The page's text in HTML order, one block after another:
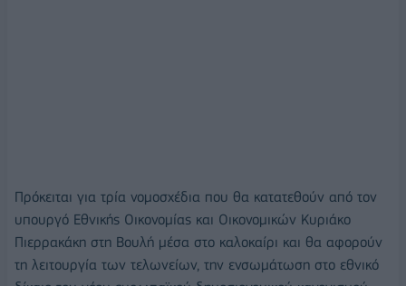
Πρόκειται για τρία νομοσχέδια που θα κατατεθούν από τον
υπουργό Εθνικής Οικονομίας και Οικονομικών Κυριάκο
Πιερρακάκη στη Βουλή μέσα στο καλοκαίρι και θα αφορούν
τη λειτουργία των τελωνείων, την ενσωμάτωση στο εθνικό